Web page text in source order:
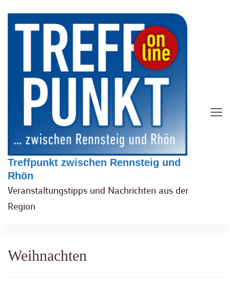
Treffpunkt zwischen Rennsteig und
Rhön
Veranstaltungstipps und Nachrichten aus der
Region
Weihnachten